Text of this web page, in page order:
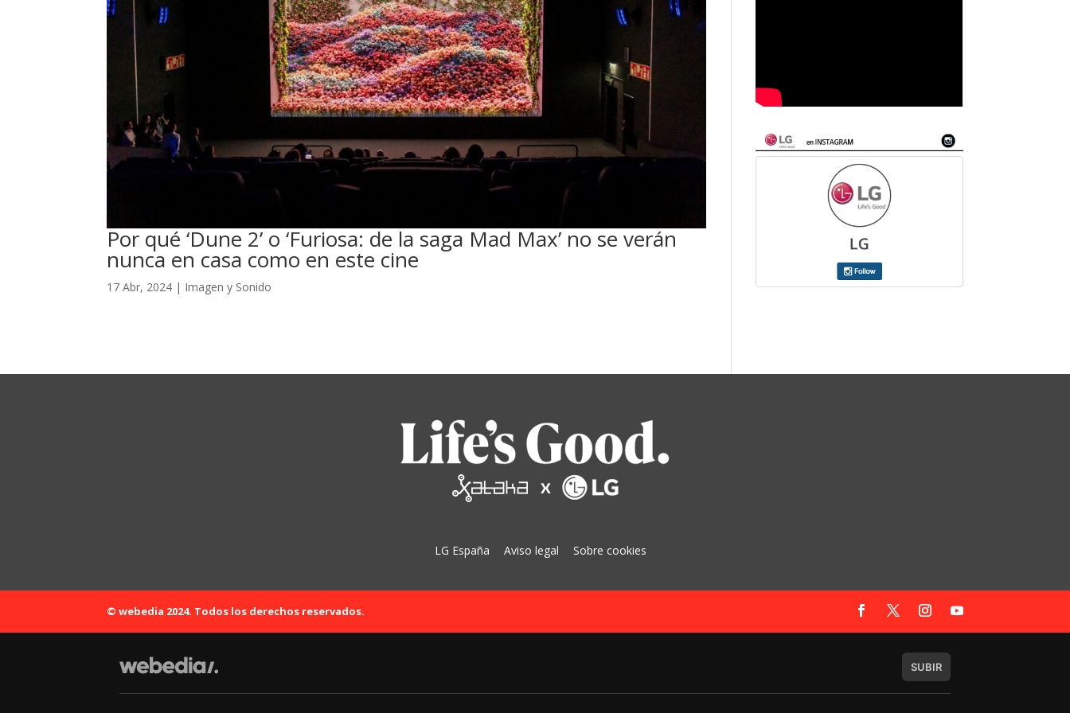
Por qué ‘Dune 2’ o ‘Furiosa: de la saga Mad Max’ no se verán
nunca en casa como en este cine
17 Abr, 2024 | Imagen y Sonido
LG España Aviso legal Sobre cookies
© webedia 2024. Todos los derechos reservados.
SUBIR